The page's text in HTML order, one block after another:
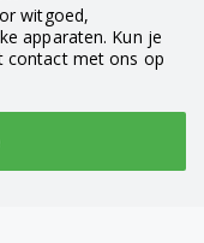
witgoed,
apparaten. Kun je
contact met ons op